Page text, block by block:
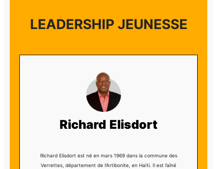
LEADERSHIP JEUNESSE
Richard Elisdort
Richard Elisdort est né en mars 1969 dans la commune des
Verrettes, département de l’Artibonite, en Haïti. Il est l’aîné